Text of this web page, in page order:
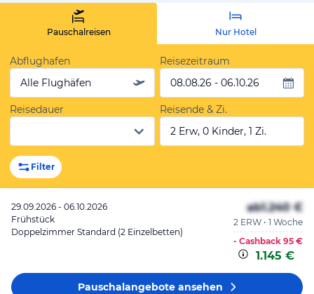
Pauschalreisen Nur Hotel
Abflughafen
Alle Flughäfen
Reisezeitraum
08.08.26 - 06.10.26
Reisedauer
Reisende & Zi.
2 Erw, 0 Kinder, 1 Zi.
Filter
29.09.2026 - 06.10.2026
Frühstück
Doppelzimmer Standard (2 Einzelbetten)
ab1.240 €
2 ERW • 1 Woche
- Cashback 95 €
1.145 €
Pauschalangeboteansehen